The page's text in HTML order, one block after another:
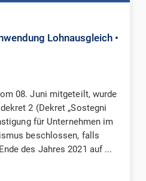
Lohnausgleich •
08. Juni mitgeteilt, wurde
2 (Dekret „Sostegni
für Unternehmen im
beschlossen, falls
des Jahres 2021 auf ...